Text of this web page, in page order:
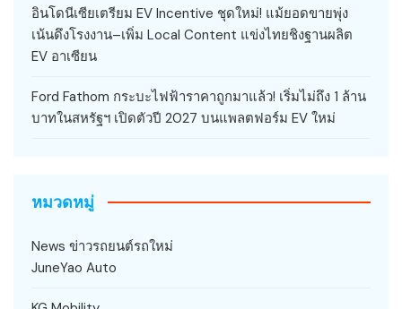
อินโดนีเซียเตรียม EV Incentive ชุดใหม่! แม้ยอดขายพุ่ง
เน้นดึงโรงงาน–เพิ่ม Local Content แข่งไทยชิงฐานผลิต
EV อาเซียน
Ford Fathom กระบะไฟฟ้าราคาถูกมาแล้ว! เริ่มไม่ถึง 1 ล้าน
บาทในสหรัฐฯ เปิดตัวปี 2027 บนแพลตฟอร์ม EV ใหม่
หมวดหมู่
News ข่าวรถยนต์รถใหม่
JuneYao Auto